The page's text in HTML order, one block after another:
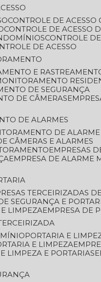
CONTROLE DE
CONTROLE DE ACESSO
CONTROLE
DE ACESSO
E
DE SEGURANÇA
DE CÂMERAS
DE ALARMES
DE
CÂMERAS E ALARMES
EMPRESAS
EMPRESA DE ALARME
TERCEIRIZADAS
SEGURANÇA E
E LIMPEZA
EMPRESA DE
PORTARIA E
E LIMPEZA
LIMPEZA E PORTARIA